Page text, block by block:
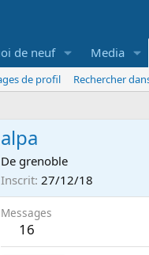
de neuf Media
de profil
Rechercher
alpa
De grenoble
Inscrit 27/12/18
Messages
16